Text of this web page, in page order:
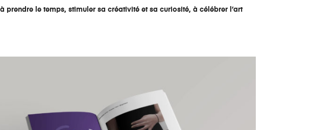
le temps, stimuler sa créativité et sa curiosité, à célébrer l’art